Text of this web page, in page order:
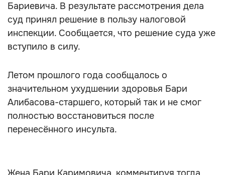
Бариевича. В результате рассмотрения дела
суд принял решение в пользу налоговой
инспекции. Сообщается, что решение суда уже
вступило в силу.
Летом прошлого года сообщалось о
значительном ухудшении здоровья Бари
Алибасова-старшего, который так и не смог
полностью восстановиться после
перенесённого инсульта.